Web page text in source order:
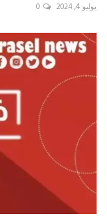
يوليو 4, 2024 0